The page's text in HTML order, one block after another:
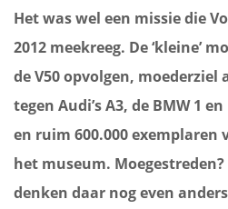
Het was wel een missie die
2012 meekreeg. De ‘kleine’
de V50 opvolgen, moederziel
tegen Audi’s A3, de BMW 1
en ruim 600.000 exemplaren
het museum.
denken daar nog even